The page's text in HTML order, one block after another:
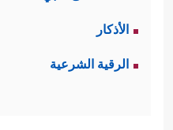
الأذكار
الرقية الشرعية